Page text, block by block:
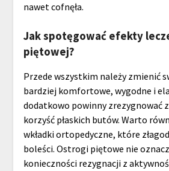
nawet cofnęła.
Jak spotęgować efekty
piętowej?
Przede wszystkim należy zmienić
bardziej komfortowe, wygodne i
dodatkowo powinny zrezygnować
korzyść płaskich butów. Warto
wkładki ortopedyczne, które
boleści. Ostrogi piętowe nie
konieczności rezygnacji z